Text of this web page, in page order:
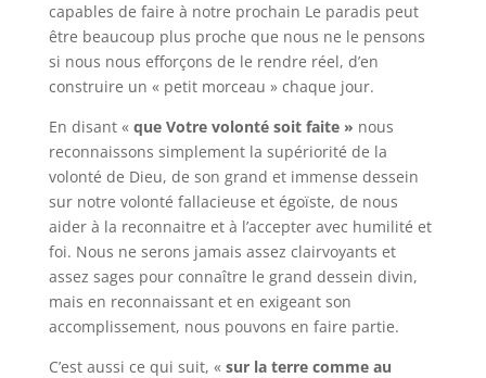
capables de faire à notre prochain Le paradis peut
être beaucoup plus proche que nous ne le pensons
si nous nous efforçons de le rendre réel, d’en
construire un « petit morceau » chaque jour.
En disant « que Votre volonté soit faite » nous
reconnaissons simplement la supériorité de la
volonté de Dieu, de son grand et immense dessein
sur notre volonté fallacieuse et égoïste, de nous
aider à la reconnaitre et à l’accepter avec humilité et
foi. Nous ne serons jamais assez clairvoyants et
assez sages pour connaître le grand dessein divin,
mais en reconnaissant et en exigeant son
accomplissement, nous pouvons en faire partie.
C’est aussi ce qui suit, « sur la terre comme au